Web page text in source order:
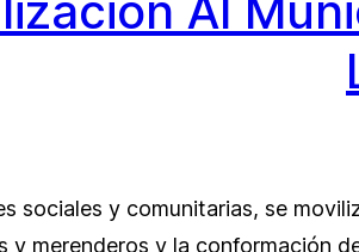
sociales y comunitarias, se
y merenderos y la conformación